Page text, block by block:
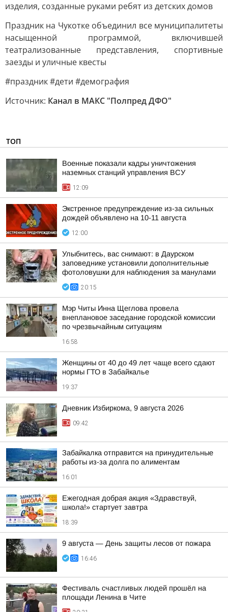
изделия, созданные руками ребят из детских домов
Праздник на Чукотке объединил все муниципалитеты
насыщенной программой, включившей
театрализованные представления, спортивные
заезды и уличные квесты
#праздник #дети #демография
Источник: Канал в МАКС "Полпред ДФО"
ТОП
Военные показали кадры уничтожения
наземных станций управления ВСУ
12:09
Экстренное предупреждение из-за сильных
дождей объявлено на 10-11 августа
12:00
Улыбнитесь, вас снимают: в Даурском
заповеднике установили дополнительные
фотоловушки для наблюдения за манулами
20:15
Мэр Читы Инна Щеглова провела
внеплановое заседание городской комиссии
по чрезвычайным ситуациям
16:58
Женщины от 40 до 49 лет чаще всего сдают
нормы ГТО в Забайкалье
19:37
Дневник Избиркома, 9 августа 2026
09:42
Забайкалка отправится на принудительные
работы из-за долга по алиментам
16:01
Ежегодная добрая акция «Здравствуй,
школа!» стартует завтра
18:39
9 августа — День защиты лесов от пожара
16:46
Фестиваль счастливых людей прошёл на
площади Ленина в Чите